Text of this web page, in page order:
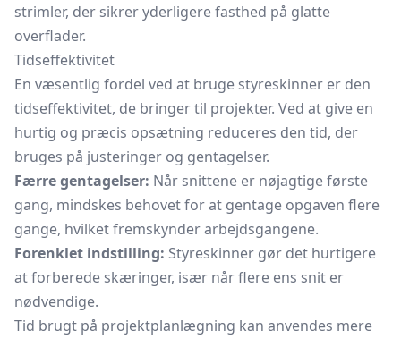
strimler, der sikrer yderligere fasthed på glatte
overflader.
Tidseffektivitet
En væsentlig fordel ved at bruge styreskinner er den
tidseffektivitet, de bringer til projekter. Ved at give en
hurtig og præcis opsætning reduceres den tid, der
bruges på justeringer og gentagelser.
Færre gentagelser: Når snittene er nøjagtige første
gang, mindskes behovet for at gentage opgaven flere
gange, hvilket fremskynder arbejdsgangene.
Forenklet indstilling: Styreskinner gør det hurtigere
at forberede skæringer, især når flere ens snit er
nødvendige.
Tid brugt på projektplanlægning kan anvendes mere